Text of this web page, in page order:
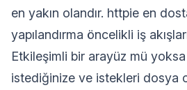
en yakın olandır. httpie en
yapılandırma öncelikli iş
Etkileşimli bir arayüz mü yoksa
istediğinize ve istekleri dosya